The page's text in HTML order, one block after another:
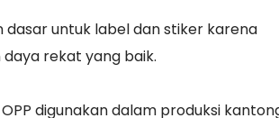
dasar untuk label dan stiker karena
rekat yang baik.
digunakan dalam produksi